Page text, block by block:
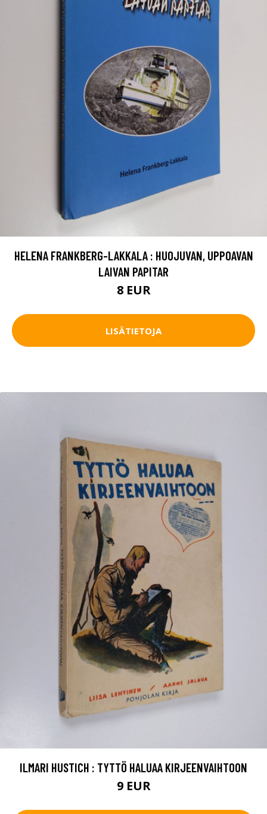
HELENA FRANKBERG-LAKKALA : HUOJUVAN, UPPOAVAN
LAIVAN PAPITAR
8 EUR
LISÄTIETOJA
ILMARI HUSTICH : TYTTÖ HALUAA KIRJEENVAIHTOON
9 EUR